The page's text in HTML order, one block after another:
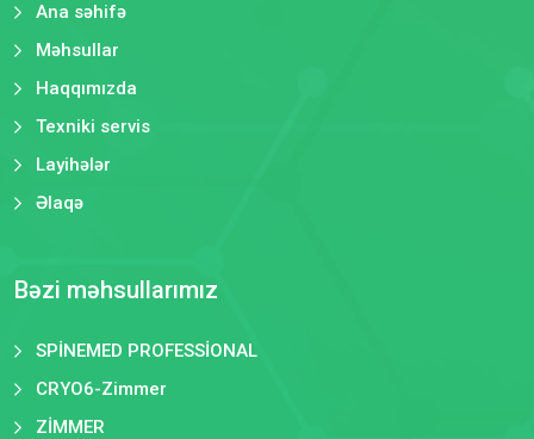
Ana səhifə
Məhsullar
Haqqımızda
Texniki servis
Layihələr
Əlaqə
Bəzi məhsullarımız
SPİNEMED PROFESSİONAL
CRYO6-Zimmer
ZİMMER